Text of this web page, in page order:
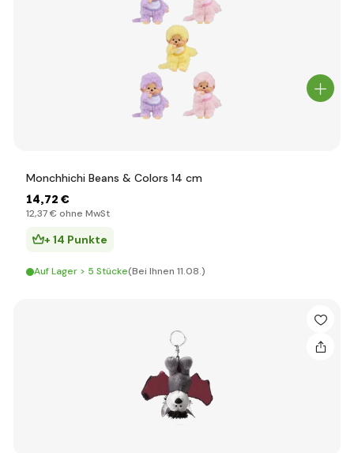
Monchhichi Beans & Colors 14 cm
14,72 €
12,37 € ohne MwSt
+ 14 Punkte
Auf Lager > 5 Stücke(Bei Ihnen 11.08.)